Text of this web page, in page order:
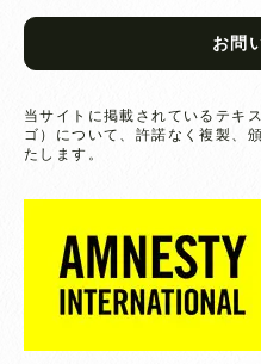
お問
当サイトに掲載されているテキ
ゴ）について、 許諾なく複製、
たします。